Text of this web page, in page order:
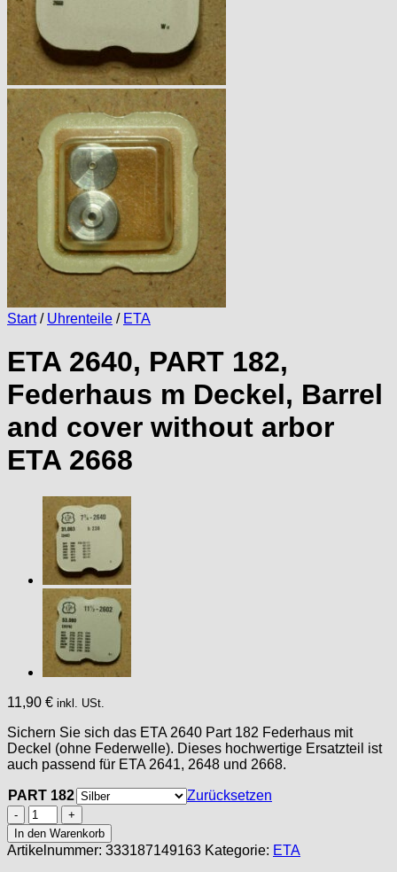
Start / Uhrenteile / ETA
ETA 2640, PART 182,
Federhaus m Deckel, Barrel
and cover without arbor
ETA 2668
11,90 € inkl. USt.
Sichern Sie sich das ETA 2640 Part 182 Federhaus mit
Deckel (ohne Federwelle). Dieses hochwertige Ersatzteil ist
auch passend für ETA 2641, 2648 und 2668.
PART 182
Zurücksetzen
ETA
2640,
PART
182,
In den Warenkorb
Artikelnummer: 333187149163 Kategorie: ETA